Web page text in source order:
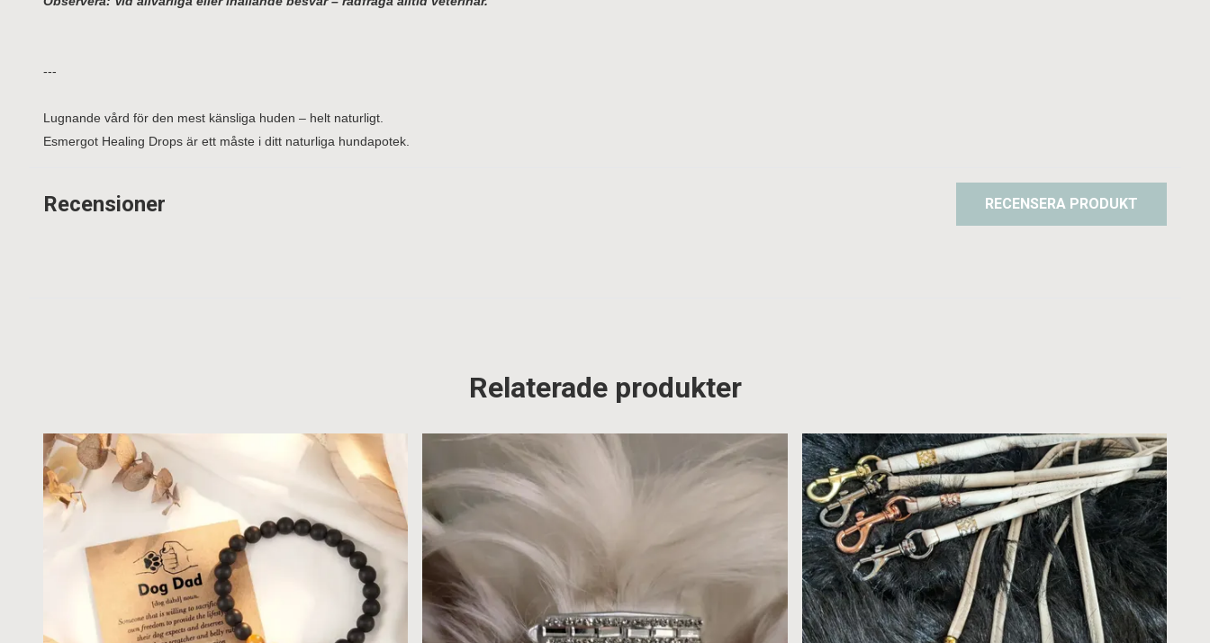
---
Lugnande vård för den mest känsliga huden – helt naturligt.
Esmergot Healing Drops är ett måste i ditt naturliga hundapotek.
Recensioner RECENSERA PRODUKT
Relaterade produkter